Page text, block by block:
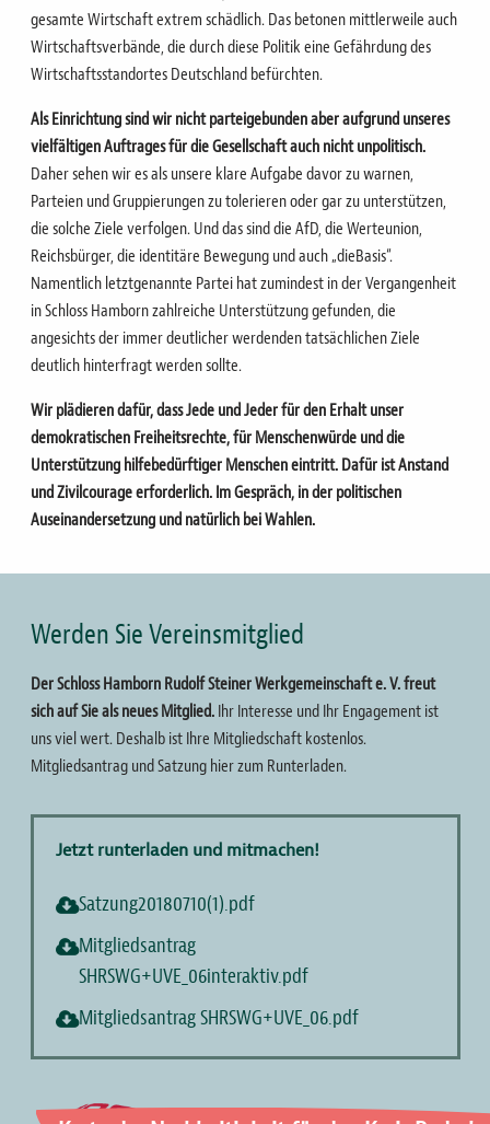
gesamte Wirtschaft extrem schädlich. Das betonen mittlerweile auch
Wirtschaftsverbände, die durch diese Politik eine Gefährdung des
Wirtschaftsstandortes Deutschland befürchten.
Als Einrichtung sind wir nicht parteigebunden aber aufgrund unseres
vielfältigen Auftrages für die Gesellschaft auch nicht unpolitisch.
Daher sehen wir es als unsere klare Aufgabe davor zu warnen,
Parteien und Gruppierungen zu tolerieren oder gar zu unterstützen,
die solche Ziele verfolgen. Und das sind die AfD, die Werteunion,
Reichsbürger, die identitäre Bewegung und auch „dieBasis“.
Namentlich letztgenannte Partei hat zumindest in der Vergangenheit
in Schloss Hamborn zahlreiche Unterstützung gefunden, die
angesichts der immer deutlicher werdenden tatsächlichen Ziele
deutlich hinterfragt werden sollte.
Wir plädieren dafür, dass Jede und Jeder für den Erhalt unser
demokratischen Freiheitsrechte, für Menschenwürde und die
Unterstützung hilfebedürftiger Menschen eintritt. Dafür ist Anstand
und Zivilcourage erforderlich. Im Gespräch, in der politischen
Auseinandersetzung und natürlich bei Wahlen.
Werden Sie Vereinsmitglied
Der Schloss Hamborn Rudolf Steiner Werkgemeinschaft e. V. freut
sich auf Sie als neues Mitglied.Ihr Interesse und Ihr Engagement ist
uns viel wert. Deshalb ist Ihre Mitgliedschaft kostenlos.
Mitgliedsantrag und Satzung hier zum Runterladen.
Jetzt runterladen und mitmachen!
Satzung20180710(1).pdf
Mitgliedsantrag
SHRSWG+UVE_06interaktiv.pdf
Mitgliedsantrag SHRSWG+UVE_06.pdf
Bild